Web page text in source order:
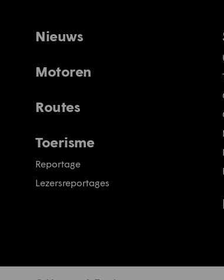
Nieuws
Motoren
Routes
Toerisme
Reportage
Lezersreportages